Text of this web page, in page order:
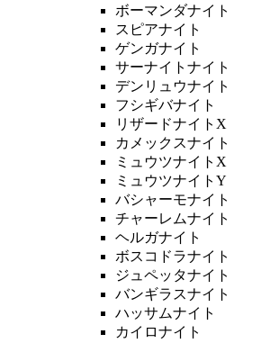
ボーマンダナイト
スピアナイト
ゲンガナイト
サーナイトナイト
デンリュウナイト
フシギバナイト
リザードナイトX
カメックスナイト
ミュウツナイトX
ミュウツナイトY
バシャーモナイト
チャーレムナイト
ヘルガナイト
ボスコドラナイト
ジュペッタナイト
バンギラスナイト
ハッサムナイト
カイロナイト